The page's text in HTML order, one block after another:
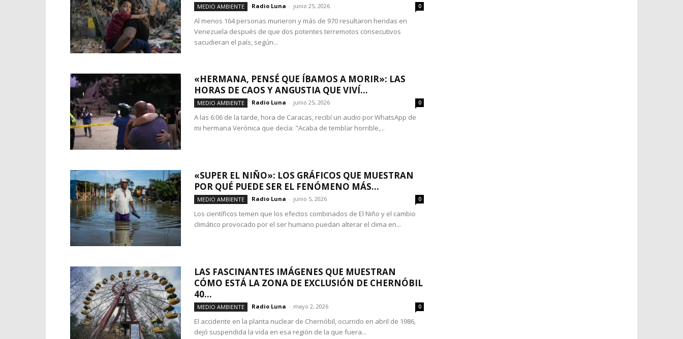
MEDIO AMBIENTE Radio Luna - junio 25, 2026 0
Al menos 164 personas murieron y más de 970 resultaron heridas en
Venezuela después de que dos potentes terremotos consecutivos
sacudieran el país, según...
«HERMANA, PENSÉ QUE ÍBAMOS A MORIR»: LAS
HORAS DE CAOS Y ANGUSTIA QUE VIVÍ...
MEDIO AMBIENTE Radio Luna - junio 25, 2026 0
A las 6:06 de la tarde, hora de Caracas, recibí un audio por WhatsApp de
mi hermana Verónica que decía: "Acaba de temblar horrible,...
«SUPER EL NIÑO»: LOS GRÁFICOS QUE MUESTRAN
POR QUÉ PUEDE SER EL FENÓMENO MÁS...
MEDIO AMBIENTE Radio Luna - junio 5, 2026 0
Los científicos temen que los efectos combinados de El Niño y el cambio
climático provocado por el ser humano puedan alterar el clima en...
LAS FASCINANTES IMÁGENES QUE MUESTRAN
CÓMO ESTÁ LA ZONA DE EXCLUSIÓN DE CHERNÓBIL
40...
MEDIO AMBIENTE Radio Luna - mayo 2, 2026 0
El accidente en la planta nuclear de Chernóbil, ocurrido en abril de 1986,
dejó suspendida la vida en esa región de la que fuera...